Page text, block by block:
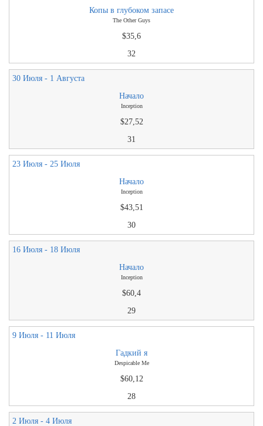
Копы в глубоком запасе
The Other Guys
$35,6
32
30 Июля - 1 Августа
Начало
Inception
$27,52
31
23 Июля - 25 Июля
Начало
Inception
$43,51
30
16 Июля - 18 Июля
Начало
Inception
$60,4
29
9 Июля - 11 Июля
Гадкий я
Despicable Me
$60,12
28
2 Июля - 4 Июля